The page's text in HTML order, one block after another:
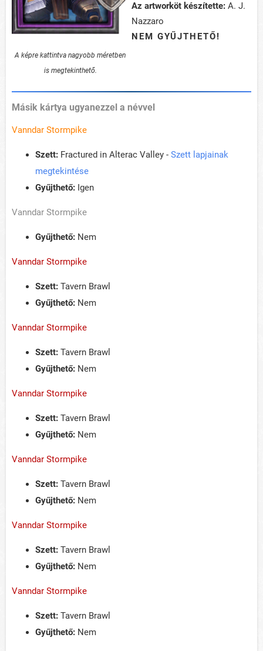
A képre kattintva nagyobb méretben
is megtekinthető.
Az artworköt készítette: A. J.
Nazzaro
NEM GYŰJTHETŐ!
Másik kártya ugyanezzel a névvel
Vanndar Stormpike
Szett: Fractured in Alterac Valley - Szett lapjainak
megtekintése
Gyűjthető: Igen
Vanndar Stormpike
Gyűjthető: Nem
Vanndar Stormpike
Szett: Tavern Brawl
Gyűjthető: Nem
Vanndar Stormpike
Szett: Tavern Brawl
Gyűjthető: Nem
Vanndar Stormpike
Szett: Tavern Brawl
Gyűjthető: Nem
Vanndar Stormpike
Szett: Tavern Brawl
Gyűjthető: Nem
Vanndar Stormpike
Szett: Tavern Brawl
Gyűjthető: Nem
Vanndar Stormpike
Szett: Tavern Brawl
Gyűjthető: Nem